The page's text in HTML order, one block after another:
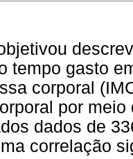
tempo gasto
corporal
por
dados de
correlação